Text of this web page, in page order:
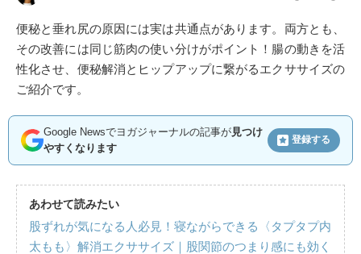
便秘と垂れ尻の原因には実は共通点があります。両方とも、
その改善には同じ筋肉の使い分けがポイント！腸の動きを活
性化させ、便秘解消とヒップアップに繋がるエクササイズの
ご紹介です。
Google Newsでヨガジャーナルの記事が見つけ
やすくなります
登録する
あわせて読みたい
股ずれが気になる人必見！寝ながらできる〈タプタプ内
太もも〉解消エクササイズ｜股関節のつまり感にも効く